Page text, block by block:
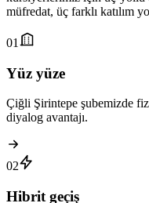
müfredat, üç farklı katılım
01
Yüz yüze
Çiğli Şirintepe şubemizde
diyalog avantajı.
02
Hibrit geçiş